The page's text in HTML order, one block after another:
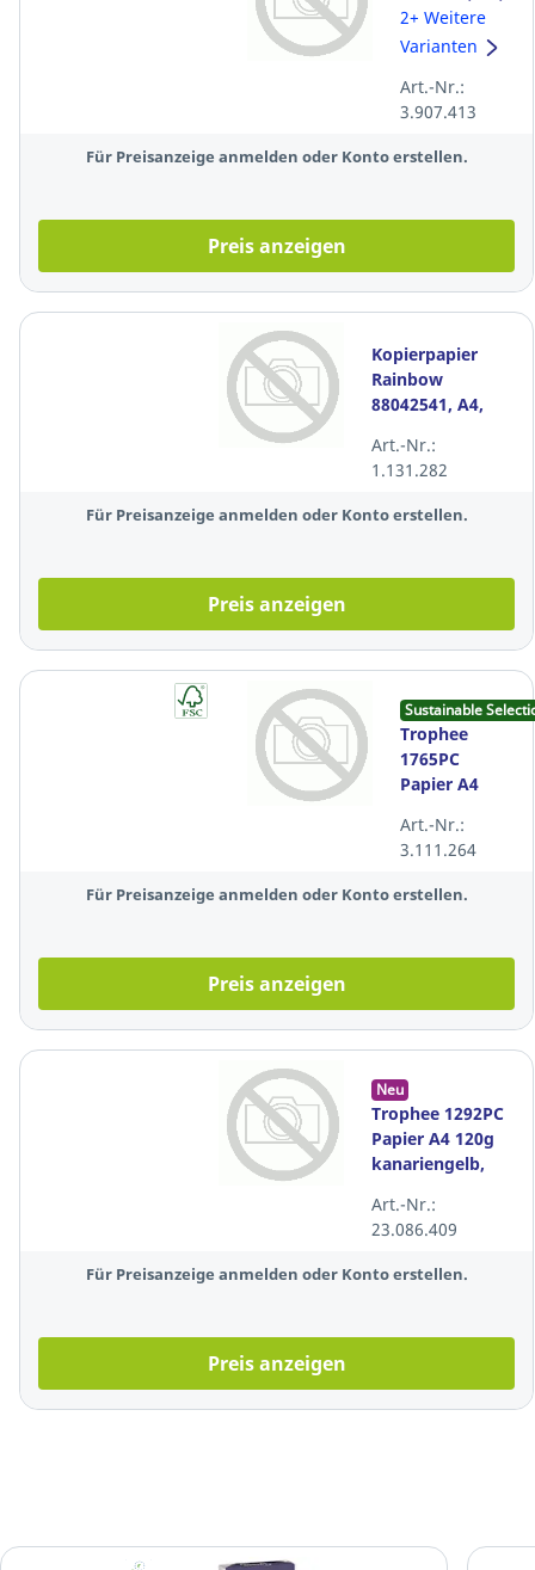
80g, vanille,
500 Blatt
2+ Weitere
Varianten
Art.-Nr.:
3.907.413
Für Preisanzeige anmelden oder Konto erstellen.
Preis anzeigen
Kopierpapier
Rainbow
88042541, A4,
Blatt
Art.-Nr.:
1.131.282
Für Preisanzeige anmelden oder Konto erstellen.
Preis anzeigen
Sustainable
Trophee
1765PC
Papier A4
250 Blatt
Art.-Nr.:
3.111.264
Für Preisanzeige anmelden oder Konto erstellen.
Preis anzeigen
Neu
Trophee 1292PC
Papier A4 120g
kanariengelb,
Art.-Nr.:
23.086.409
Für Preisanzeige anmelden oder Konto erstellen.
Preis anzeigen